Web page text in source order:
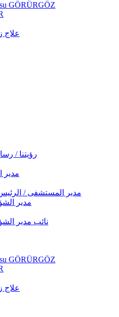
GÖRÜRGÖZ
علاج
رؤيتنا /
مدير
مدير المستشفى /
مدير
نائب مدير
GÖRÜRGÖZ
علاج